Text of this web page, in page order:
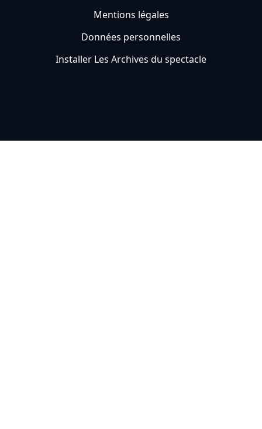
Mentions légales
Données personnelles
Installer Les Archives du spectacle